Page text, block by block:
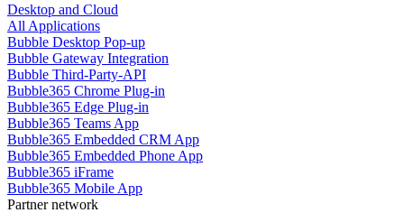
Desktop and Cloud
All Applications
Bubble Desktop Pop-up
Bubble Gateway Integration
Bubble Third-Party-API
Bubble365 Chrome Plug-in
Bubble365 Edge Plug-in
Bubble365 Teams App
Bubble365 Embedded CRM App
Bubble365 Embedded Phone App
Bubble365 iFrame
Bubble365 Mobile App
Partner network